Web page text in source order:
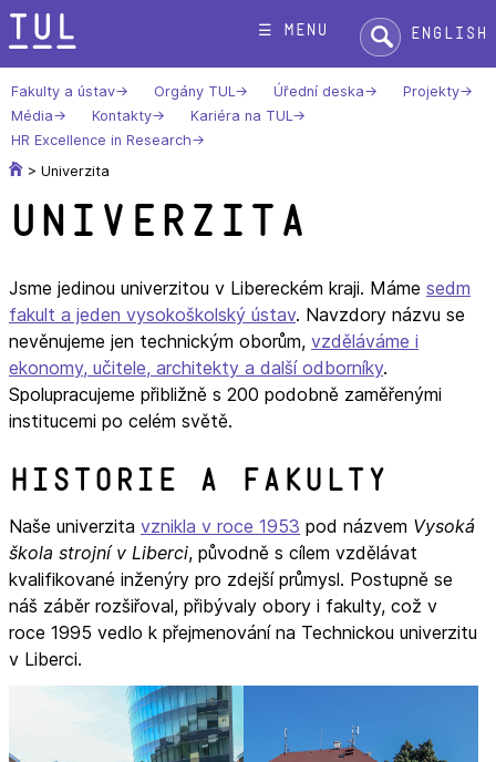
Přeskok
na
text
☰ menu Hledat:English
Fakulty a ústav Orgány TUL Úřední deska
Projekty
Média
Kontakty
Kariéra na TUL
HR Excellence in Research
>Univerzita
Univerzita
Jsme jedinou univerzitou v Libereckém kraji. Máme sedm
fakult a jeden vysokoškolský ústav. Navzdory názvu se
nevěnujeme jen technickým oborům, vzděláváme i
ekonomy, učitele, architekty a další odborníky.
Spolupracujeme přibližně s 200 podobně zaměřenými
institucemi po celém světě.
Historie a fakulty
Naše univerzita vznikla v roce 1953 pod názvem Vysoká
škola strojní v Liberci, původně s cílem vzdělávat
kvalifikované inženýry pro zdejší průmysl. Postupně se
náš záběr rozšiřoval, přibývaly obory i fakulty, což v
roce 1995 vedlo k přejmenování na Technickou univerzitu
v Liberci.